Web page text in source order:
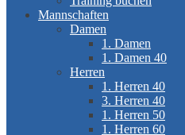
Mannschaften
Damen
1. Damen
1. Damen 40
Herren
1. Herren 40
3. Herren 40
1. Herren 50
1. Herren 60